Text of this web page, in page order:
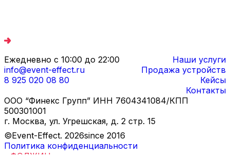
Ежедневно с 10:00 до 22:00
info@event-effect.ru
8 925 020 08 80
Наши услуги
Продажа устройств
Кейсы
Контакты
ООО “Финекс Групп” ИНН 7604341084/КПП
500301001
г. Москва, ул. Угрешская, д. 2 стр. 15
©Event-Effect. 2026since 2016
Политика конфиденциальности
ФОДЖИН